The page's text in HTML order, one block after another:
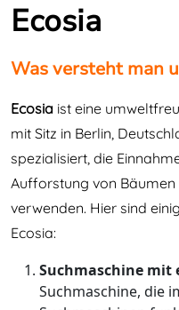
Ecosia
Was versteht man
Ecosia ist eine
mit Sitz in Berlin,
spezialisiert, die
Aufforstung von
verwenden. Hier sind
Ecosia:
Suchmaschine mit
Suchmaschine, die